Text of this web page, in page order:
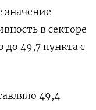
значение
в секторе
до 49,7 пункта с
49,4